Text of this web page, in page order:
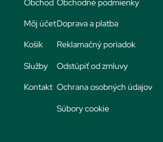
Obchod
Môj účet
Košík
Služby
Kontakt
Obchodné podmienky
Doprava a platba
Reklamačný poriadok
Odstúpiť od zmluvy
Ochrana osobných údajov
Súbory cookie